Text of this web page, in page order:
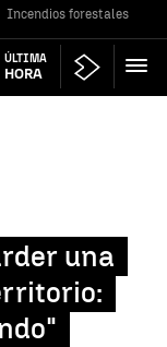
Incendios forestales
ÚLTIMA
HORA
una